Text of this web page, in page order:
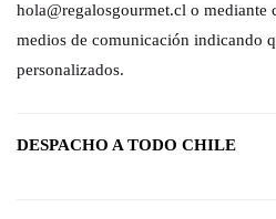
hola@regalosgourmet.cl o mediante
medios de comunicación indicando
personalizados.
DESPACHO A TODO CHILE